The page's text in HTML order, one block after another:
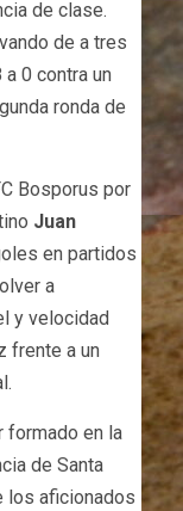
de clase.
de a tres
0 contra un
ronda de
Bosporus por
Juan
en partidos
a
y velocidad
frente a un
formado en la
de Santa
los aficionados